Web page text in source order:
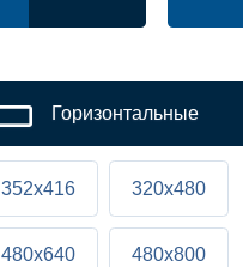
Горизонтальные
352x416 320x480
480x640 480x800